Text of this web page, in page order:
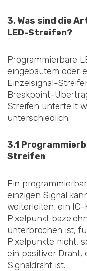
3. Was sind die
LED-Streifen?
Programmierbare
eingebautem oder
Einzelsignal-
Breakpoint-
Streifen unterteilt
unterschiedlich.
3.1
Streifen
Ein
einzigen Signal
weiterleiten; ein
Pixelpunkt
unterbrochen ist,
Pixelpunkte nicht,
ein positiver Draht,
Signaldraht ist.